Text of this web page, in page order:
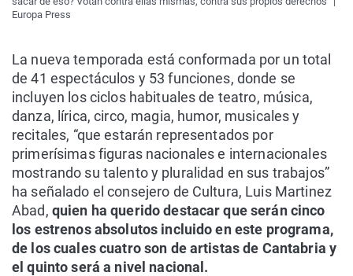
Europa Press
La nueva temporada está conformada por un total
de 41 espectáculos y 53 funciones, donde se
incluyen los ciclos habituales de teatro, música,
danza, lírica, circo, magia, humor, musicales y
recitales, “que estarán representados por
primerísimas figuras nacionales e internacionales
mostrando su talento y pluralidad en sus trabajos”
ha señalado el consejero de Cultura, Luis Martinez
Abad, quien ha querido destacar que serán cinco
los estrenos absolutos incluido en este programa,
de los cuales cuatro son de artistas de Cantabria y
el quinto será a nivel nacional.